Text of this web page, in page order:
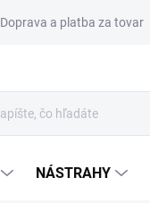
Doprava a platba za tovar
NÁSTRAHY